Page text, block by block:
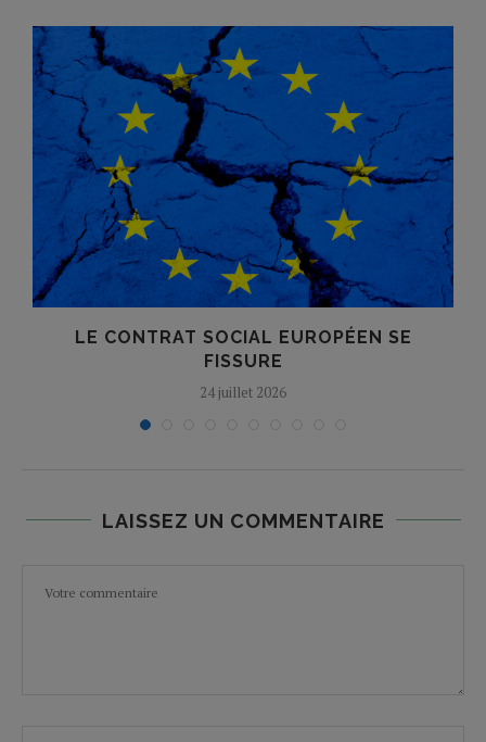
LE CONTRAT SOCIAL EUROPÉEN SE
FISSURE
24 juillet 2026
LAISSEZ UN COMMENTAIRE